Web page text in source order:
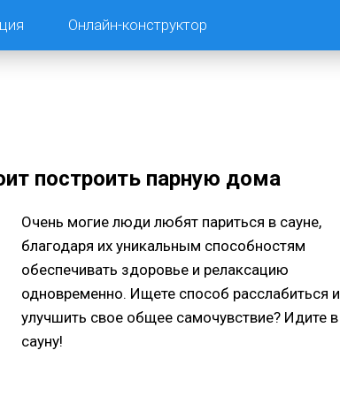
Онлайн-конструктор
построить парную дома
Очень могие люди любят париться в сауне,
благодаря их уникальным способностям
обеспечивать здоровье и релаксацию
одновременно. Ищете способ расслабиться и
улучшить свое общее самочувствие? Идите в
сауну!